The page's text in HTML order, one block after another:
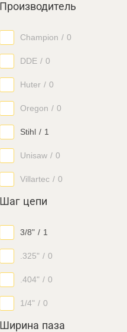
Производитель
Champion / 0
DDE / 0
Huter / 0
Oregon / 0
Stihl / 1
Unisaw / 0
Villartec / 0
Шаг цепи
3/8" / 1
.325" / 0
.404" / 0
1/4" / 0
Ширина паза